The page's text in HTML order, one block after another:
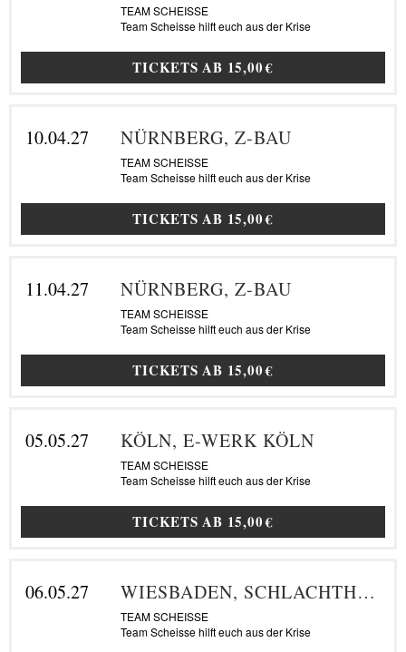
TEAM SCHEISSE
Team Scheisse hilft euch aus der Krise
TICKETS AB 15,00 €
10.04.27 NÜRNBERG, Z-BAU
TEAM SCHEISSE
Team Scheisse hilft euch aus der Krise
TICKETS AB 15,00 €
11.04.27 NÜRNBERG, Z-BAU
TEAM SCHEISSE
Team Scheisse hilft euch aus der Krise
TICKETS AB 15,00 €
05.05.27 KÖLN, E-WERK KÖLN
TEAM SCHEISSE
Team Scheisse hilft euch aus der Krise
TICKETS AB 15,00 €
06.05.27 WIESBADEN, SCHLACHTHOF
TEAM SCHEISSE
Team Scheisse hilft euch aus der Krise